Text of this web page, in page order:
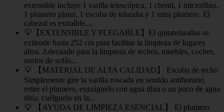
extensible incluye 1 varilla telescópica, 1 chenil, 1 microfibra,
1 plumero plano, 1 escoba de telaraña y 1 mini plumero. El
cabezal es extraíble,...
💡【EXTENSIBLE Y PLEGABLE】El quitatelarañas se
extiende hasta 252 cm para facilitar la limpieza de lugares
altos. Adecuado para la limpieza de techos, muebles, coches,
suelos de sofás,...
💡 【MATERIAL DE ALTA CALIDAD】 Escoba de techo
Simplemente gire la varilla roscada en sentido antihorario,
retire el plumero, enjuáguelo con agua tibia o un poco de agua
tibia, cuélguelo en la...
💡 【AYUDA DE LIMPIEZA ESENCIAL】 El plumero